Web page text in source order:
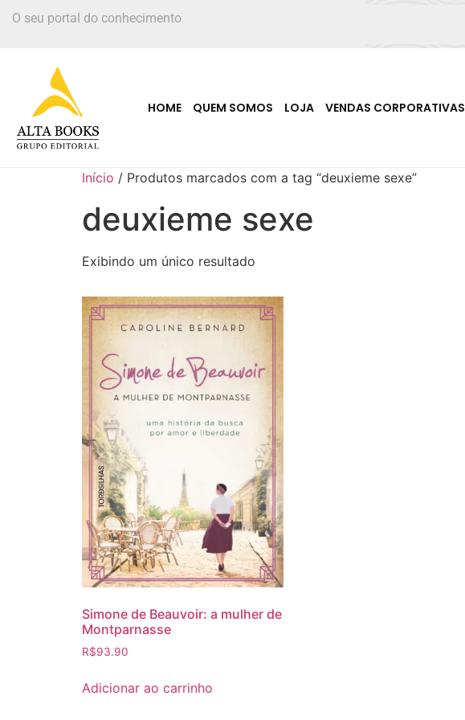
O seu portal do conhecimento
HOME QUEM SOMOS LOJA VENDAS CORPORATIVAS
Início / Produtos marcados com a tag “deuxieme sexe”
deuxieme sexe
Exibindo um único resultado
Simone de Beauvoir: a mulher de
Montparnasse
R$93.90
Adicionar ao carrinho